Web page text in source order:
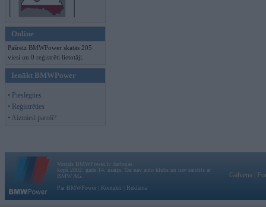
Online
Pašreiz BMWPower skatās 205
viesi un 0 reģistrēti lietotāji.
Ienākt BMWPower
• Pieslēgties
• Reģistrēties
• Aizmirsi paroli?
Vortāls BMWPower.lv darbojas
kopš 2002. gada 14. maija. Tas nav auto klubs un nav saistīts ar
BMW AG.
Par BMWPower
Kontakti Reklāma
Galvena